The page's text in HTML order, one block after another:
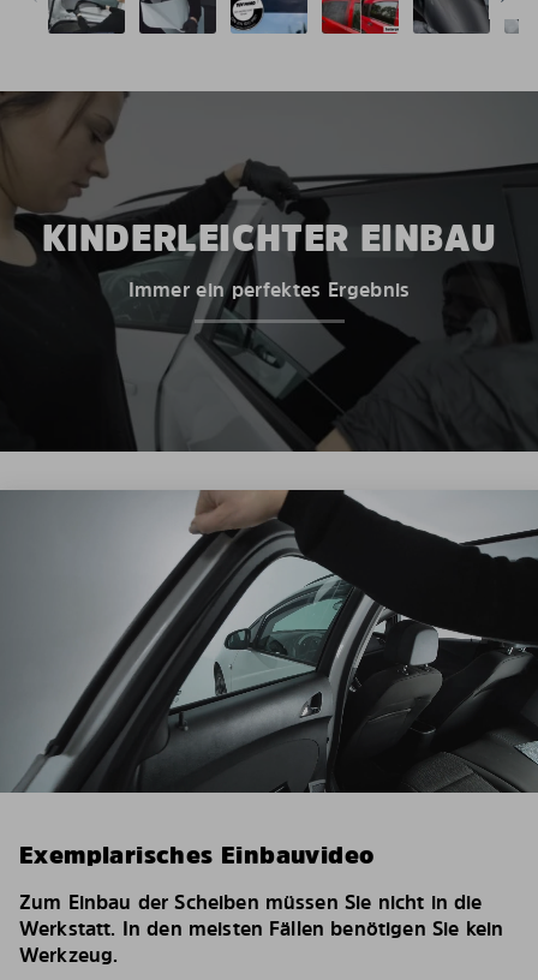
KINDERLEICHTER EINBAU
Immer ein perfektes Ergebnis
Exemplarisches Einbauvideo
Zum Einbau der Scheiben müssen Sie nicht in die
Werkstatt. In den meisten Fällen benötigen Sie kein
Werkzeug.